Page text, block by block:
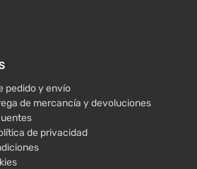
pedido y envío
de mercancía y devoluciones
de privacidad